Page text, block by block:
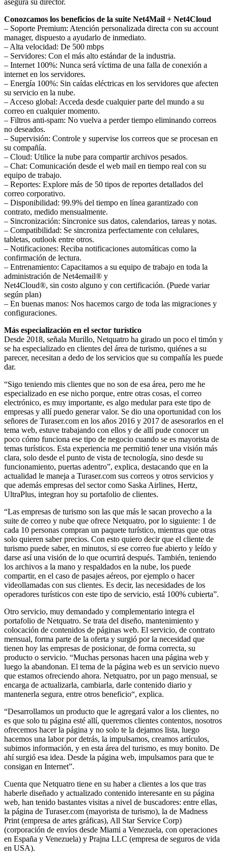
Conozcamos los beneficios de la suite Net4Mail + Net4Cloud
– Soporte Premium: Atención personalizada directa con su account
manager, dispuesto a ayudarlo de inmediato.
– Alta velocidad: De 500 mbps
– Servidores: Con el más alto estándar de la industria.
– Internet 100%: Nunca será víctima de una falla de conexión a
internet en los servidores.
– Energía 100%: Sin caídas eléctricas en los servidores que afecten
su servicio en la nube.
– Acceso global: Acceda desde cualquier parte del mundo a su
correo en cualquier momento.
– Filtros anti-spam: No vuelva a perder tiempo eliminando correos
no deseados.
– Supervisión: Controle y supervise los correos que se procesan en
su compañía.
– Cloud: Utilice la nube para compartir archivos pesados.
– Chat: Comunicación desde el web mail en tiempo real con su
equipo de trabajo.
– Reportes: Explore más de 50 tipos de reportes detallados del
correo corporativo.
– Disponibilidad: 99.9% del tiempo en línea garantizado con
contrato, medido mensualmente.
– Sincronización: Sincronice sus datos, calendarios, tareas y notas.
– Compatibilidad: Se sincroniza perfectamente con celulares,
tabletas, outlook entre otros.
– Notificaciones: Reciba notificaciones automáticas como la
confirmación de lectura.
– Entrenamiento: Capacitamos a su equipo de trabajo en toda la
administración de Net4email® y
Net4Cloud®, sin costo alguno y con certificación. (Puede variar
según plan)
– En buenas manos: Nos hacemos cargo de toda las migraciones y
configuraciones.
Más especialización en el sector turístico
Desde 2018, señala Murillo, Netquatro ha girado un poco el timón y
se ha especializado en clientes del área de turismo, quiénes a su
parecer, necesitan a dedo de los servicios que su compañía les puede
dar.
“Sigo teniendo mis clientes que no son de esa área, pero me he
especializado en ese nicho porque, entre otras cosas, el correo
electrónico, es muy importante, es algo medular para este tipo de
empresas y allí puedo generar valor. Se dio una oportunidad con los
señores de Turaser.com en los años 2016 y 2017 de asesorarlos en el
tema web, estuve trabajando con ellos y de allí pude conocer un
poco cómo funciona ese tipo de negocio cuando se es mayorista de
temas turísticos. Esta experiencia me permitió tener una visión más
clara, solo desde el punto de vista de tecnología, sino desde su
funcionamiento, puertas adentro”, explica, destacando que en la
actualidad le maneja a Turaser.com sus correos y otros servicios y
que además empresas del sector como Saska Airlines, Hertz,
UltraPlus, integran hoy su portafolio de clientes.
“Las empresas de turismo son las que más le sacan provecho a la
suite de correo y nube que ofrece Netquatro, por lo siguiente: 1 de
cada 10 personas compran un paquete turístico, mientras que otras
solo quieren saber precios. Con esto quiero decir que el cliente de
turismo puede saber, en minutos, si ese correo fue abierto y leído y
darse así una visión de lo que ocurrirá después. También, teniendo
los archivos a la mano y respaldados en la nube, los puede
compartir, en el caso de pasajes aéreos, por ejemplo o hacer
videollamadas con sus clientes. Es decir, las necesidades de los
operadores turísticos con este tipo de servicio, está 100% cubierta”.
Otro servicio, muy demandado y complementario integra el
portafolio de Netquatro. Se trata del diseño, mantenimiento y
colocación de contenidos de páginas web. El servicio, de contrato
mensual, forma parte de la oferta y surgió por la necesidad que
tienen hoy las empresas de posicionar, de forma correcta, su
producto o servicio. “Muchas personas hacen una página web y
luego la abandonan. El tema de la página web es un servicio nuevo
que estamos ofreciendo ahora. Netquatro, por un pago mensual, se
encarga de actualizarla, cambiarla, darle contenido diario y
mantenerla segura, entre otros beneficio“, explica.
“Desarrollamos un producto que le agregará valor a los clientes, no
es que solo tu página esté allí, queremos clientes contentos, nosotros
ofrecemos hacer la página y no solo te la dejamos lista, luego
hacemos una labor por detrás, la impulsamos, creamos artículos,
subimos información, y en esta área del turismo, es muy bonito. De
ahí surgió esa idea. Desde la página web, impulsamos para que te
consigan en Internet”.
Cuenta que Netquatro tiene en su haber a clientes a los que tras
haberle diseñado y actualizado contenido interesante en su página
web, han tenido bastantes visitas a nivel de buscadores: entre ellas,
la página de Turaser.com (mayorista de turismo), la de Madness
Print (empresa de artes gráficas), All Star Service Corp)
(corporación de envíos desde Miami a Venezuela, con operaciones
en España y Venezuela) y Prajna LLC (empresa de seguros de vida
en USA).